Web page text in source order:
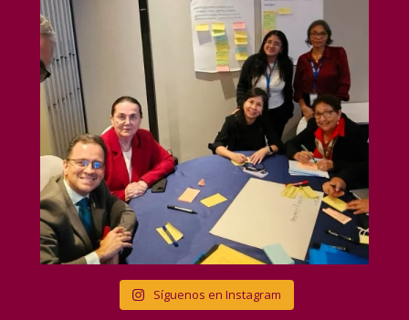
Síguenos en Instagram